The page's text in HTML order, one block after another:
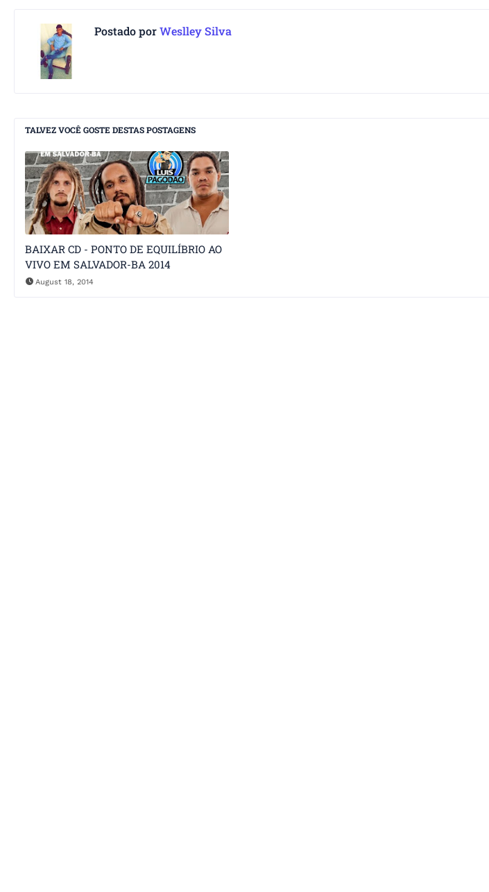
Postado porWeslley Silva
TALVEZ VOCÊ GOSTE DESTAS POSTAGENS
BAIXAR CD - PONTO DE EQUILÍBRIO AO
VIVO EM SALVADOR-BA 2014
August 18, 2014